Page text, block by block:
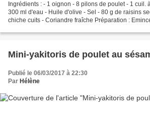
Ingrédients : - 1 oignon - 8 pilons de poulet - 1 cuil.
300 ml d'eau - Huile d'olive - Sel - 80 g de raisins
chiche cuits - Coriandre fraîche Préparation :
Mini-yakitoris de poulet au
Publié le 06/03/2017 à 22:30
Par Hélène